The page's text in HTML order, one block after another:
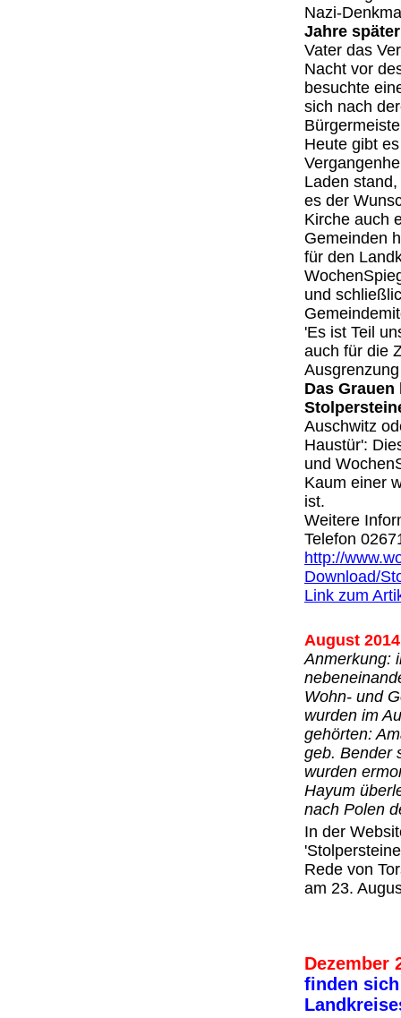
Nazi-
Jahre
Vater das
Nacht vor
besuchte
sich nach
Heute gibt
Laden
es der
Kirche auch
Gemeinden
für den
und
'Es ist Teil
auch für die
Das
Auschwitz
Haustür':
und
Kaum einer
ist.
Weitere
Telefon
http://
Download/
Link zum
August 2014
Anmerkung:
Wohn- und
wurden im
gehörten:
geb. Bender
wurden
Hayum
nach Polen
In der
Rede von
am 23.
Dezember
finden